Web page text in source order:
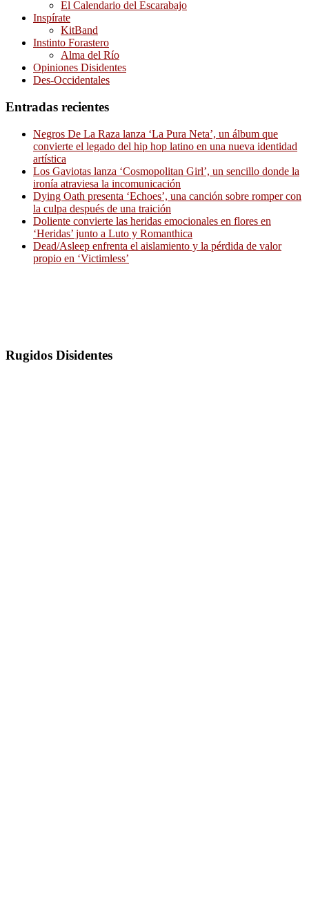
El Calendario del Escarabajo
Inspírate
KitBand
Instinto Forastero
Alma del Río
Opiniones Disidentes
Des-Occidentales
Entradas recientes
Negros De La Raza lanza ‘La Pura Neta’, un álbum que
convierte el legado del hip hop latino en una nueva identidad
artística
Los Gaviotas lanza ‘Cosmopolitan Girl’, un sencillo donde la
ironía atraviesa la incomunicación
Dying Oath presenta ‘Echoes’, una canción sobre romper con
la culpa después de una traición
Doliente convierte las heridas emocionales en flores en
‘Heridas’ junto a Luto y Romanthica
Dead/Asleep enfrenta el aislamiento y la pérdida de valor
propio en ‘Victimless’
Rugidos Disidentes